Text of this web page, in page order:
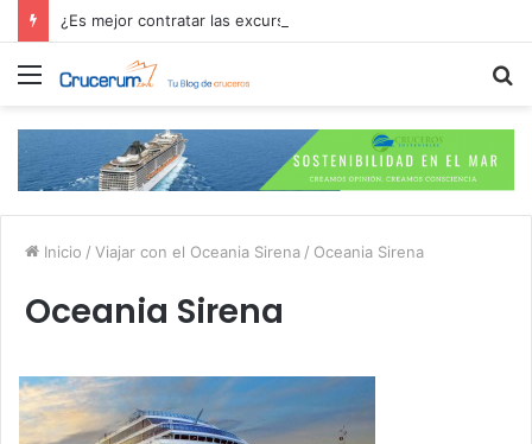
Menú
Inicio / Viajar con el Oceania Sirena / Oceania Sirena
Oceania Sirena